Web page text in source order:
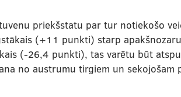
priekšstatu par tur notiekošo
(+11 punkti) starp apakšnozaru
(-26,4 punkti), tas varētu būt
no austrumu tirgiem un sekojošam